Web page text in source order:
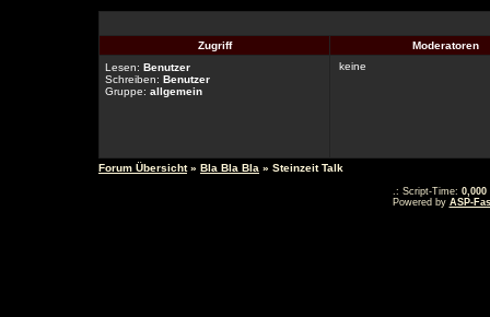
Zugriff
Moderatoren
Lesen: Benutzer
Schreiben: Benutzer
Gruppe: allgemein
keine
Forum Übersicht » Bla Bla Bla » Steinzeit Talk
.: Script-Time: 0,000
Powered by ASP-